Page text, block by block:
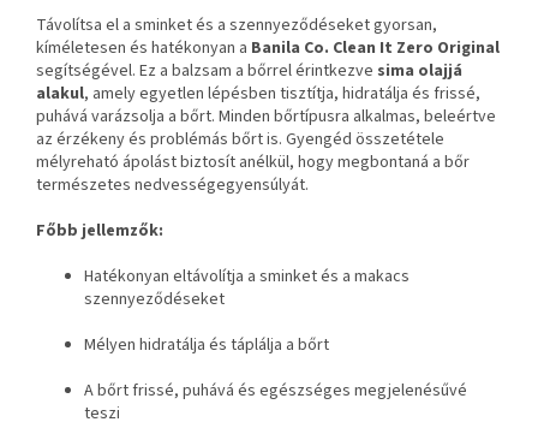
Távolítsa el a sminket és a szennyeződéseket gyorsan,
kíméletesen és hatékonyan a Banila Co. Clean It Zero Original
segítségével. Ez a balzsam a bőrrel érintkezve sima olajjá
alakul, amely egyetlen lépésben tisztítja, hidratálja és frissé,
puhává varázsolja a bőrt. Minden bőrtípusra alkalmas, beleértve
az érzékeny és problémás bőrt is. Gyengéd összetétele
mélyreható ápolást biztosít anélkül, hogy megbontaná a bőr
természetes nedvességegyensúlyát.
Főbb jellemzők:
Hatékonyan eltávolítja a sminket és a makacs
szennyeződéseket
Mélyen hidratálja és táplálja a bőrt
A bőrt frissé, puhává és egészséges megjelenésűvé
teszi